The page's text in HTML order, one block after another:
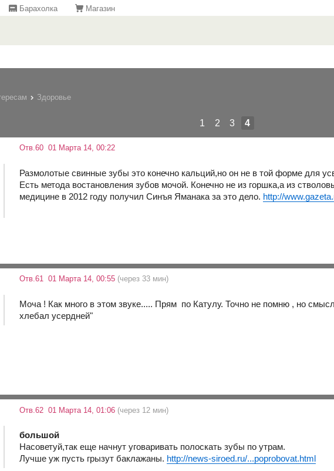
Барахолка Магазин
Здоровье
1 2 3 4
Отв.60 01 Марта 14, 00:22
Размолотые свинные зубы это конечно кальций,но он не в той форме для
Есть метода востановления зубов мочой. Конечно не из горшка,а из
медицине в 2012 году получил Синъя Яманака за это дело. http://
Отв.61 01 Марта 14, 00:55 (через 33 мин)
Моча ! Как много в этом звуке..... Прям по Катулу. Точно не помню , но смысл
хлебал усердней"
Отв.62 01 Марта 14, 01:06 (через 12 мин)
большой
Насоветуй,так еще начнут уговаривать полоскать зубы по утрам.
Лучше уж пусть грызут баклажаны. http://news-siroed.ru/...poprobovat.html